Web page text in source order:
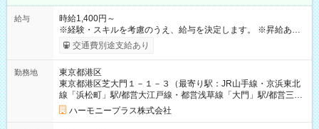
給与
時給1,400円～
※経験・スキルを考慮のうえ、給与を決定します。 ※昇給あり
（勤務実績・評価による） ※残業が発生した場合は、時間外手
当を全額支給します。 ※交通費支給（月額上限50,000円／当社
間中も給与・待遇に変更はありません。 【試用期間】試用期間
あり 試用期間の長さ：1ヶ月 雇用形態、給与は本採用時と同じ
です。 試用期間中は、健康保険などの福利厚生の一部が制限さ
れる可能性があります。
交通費別途支給あり
勤務地
東京都港区
東京都港区芝大門１－１－３（最寄り駅：JR山手線・京浜東北
線「浜松町」駅/都営大江戸線・都営浅草線「⼤⾨」駅/都営三田
線「御成⾨」駅）
ハーモニープラス株式会社